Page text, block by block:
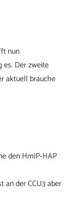
nun
es. Der zweite
aktuell brauche
den HmIP-HAP
an der CCU3 aber